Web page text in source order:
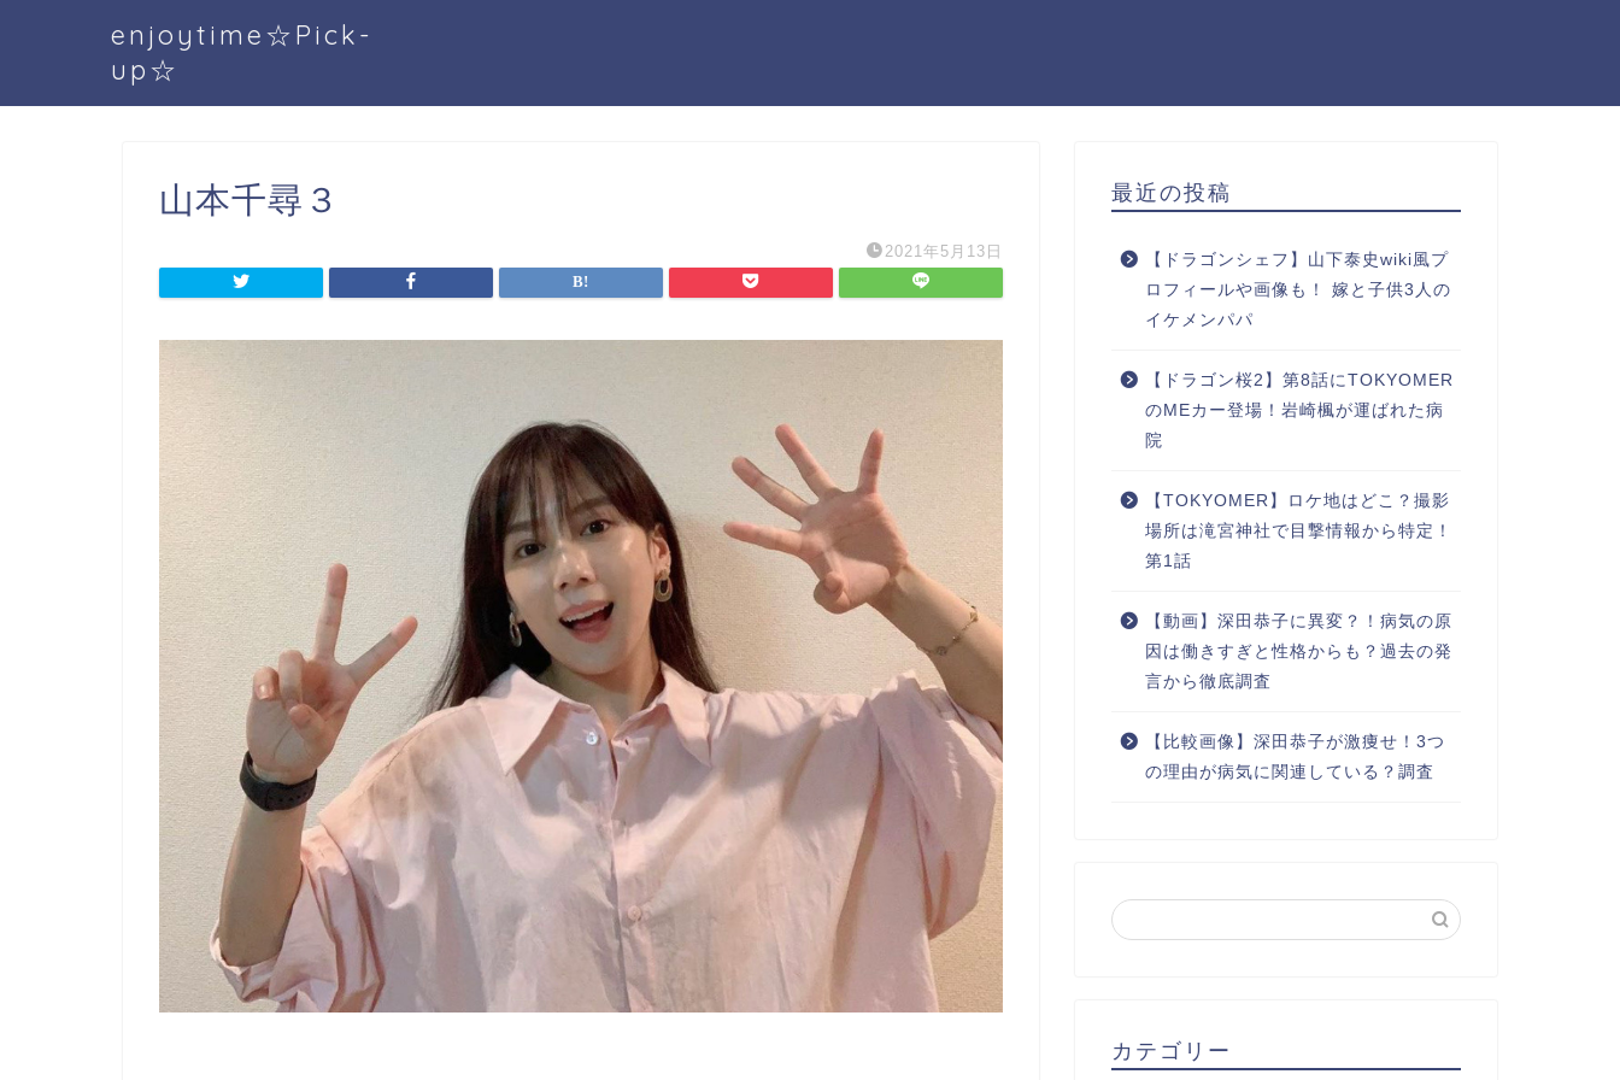
enjoytime☆Pick-
up☆
山本千尋３
2021年5月13日
最近の投稿
【ドラゴンシェフ】山下泰史wiki風プ
ロフィールや画像も！ 嫁と子供3人の
イケメンパパ
【ドラゴン桜2】第8話にTOKYOMER
のMEカー登場！岩崎楓が運ばれた病
院
【TOKYOMER】ロケ地はどこ？撮影
場所は滝宮神社で目撃情報から特定！
第1話
【動画】深田恭子に異変？！病気の原
因は働きすぎと性格からも？過去の発
言から徹底調査
【比較画像】深田恭子が激痩せ！3つ
の理由が病気に関連している？調査
カテゴリー